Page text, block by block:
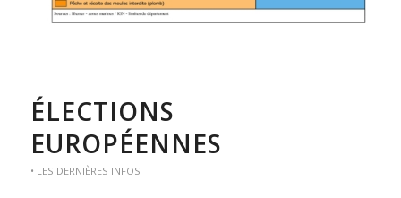
ÉLECTIONS
EUROPÉENNES
• LES DERNIÈRES INFOS